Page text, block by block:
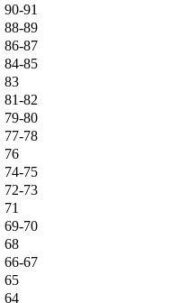
90-91
88-89
86-87
84-85
83
81-82
79-80
77-78
76
74-75
72-73
71
69-70
68
66-67
65
64